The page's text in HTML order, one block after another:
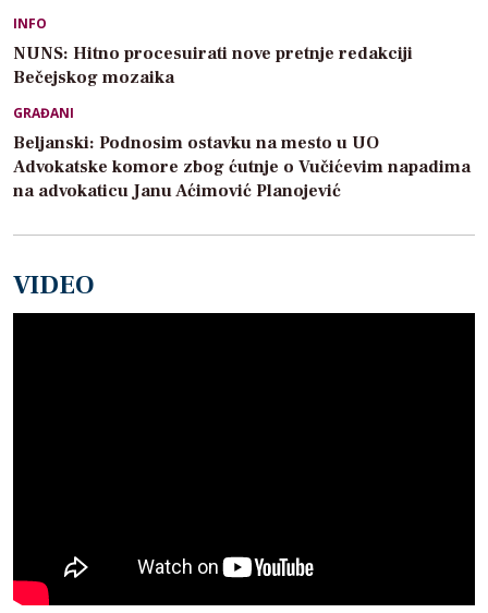
INFO
NUNS: Hitno procesuirati nove pretnje redakciji
Bečejskog mozaika
GRAĐANI
Beljanski: Podnosim ostavku na mesto u UO
Advokatske komore zbog ćutnje o Vučićevim napadima
na advokaticu Janu Aćimović Planojević
VIDEO